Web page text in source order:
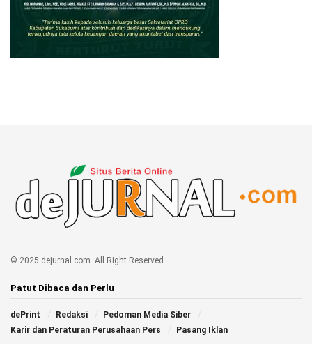
© 2025 dejurnal.com. All Right Reserved
Patut Dibaca dan Perlu
dePrint Redaksi
Pedoman Media Siber
Karir dan Peraturan Perusahaan Pers
Pasang Iklan